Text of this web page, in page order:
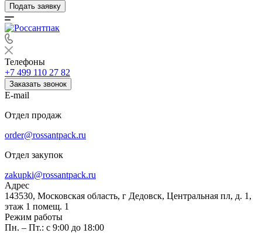
Подать заявку
Телефоны
+7 499 110 27 82
Заказать звонок
E-mail
Отдел продаж
order@rossantpack.ru
Отдел закупок
zakupki@rossantpack.ru
Адрес
143530, Московская область, г Дедовск, Центральная пл, д. 1,
этаж 1 помещ. 1
Режим работы
Пн. – Пт.: с 9:00 до 18:00